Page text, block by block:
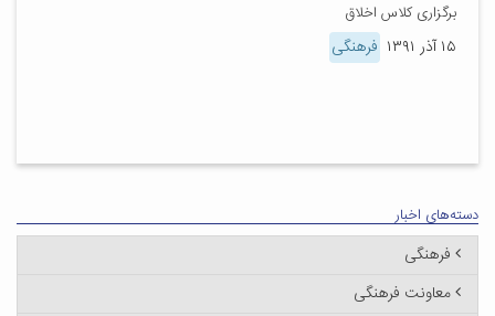
برگزاری کلاس اخلاق
۱۵ آذر ۱۳۹۱ فرهنگی
دسته‌های اخبار
فرهنگی
معاونت فرهنگی